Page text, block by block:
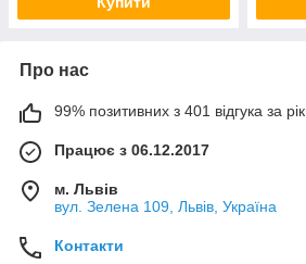
Про нас
99% позитивних з 401 відгука за рік
Працює з 06.12.2017
м. Львів
вул. Зелена 109, Львів, Україна
Контакти